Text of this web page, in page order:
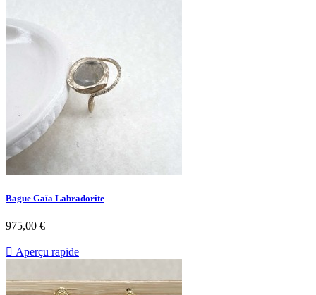
Bague Gaïa Labradorite
Prix
975,00 €
 Aperçu rapide